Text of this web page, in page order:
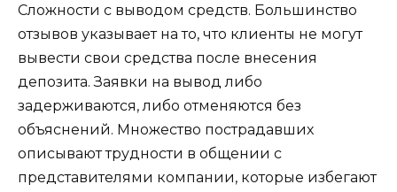
Сложности с выводом средств. Большинство
отзывов указывает на то, что клиенты не могут
вывести свои средства после внесения
депозита. Заявки на вывод либо
задерживаются, либо отменяются без
объяснений. Множество пострадавших
описывают трудности в общении с
представителями компании, которые избегают